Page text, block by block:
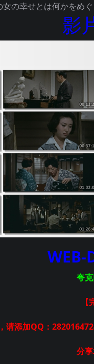
の幸せとは何かをめ
影
WEB-
夸
请添加QQ：
分